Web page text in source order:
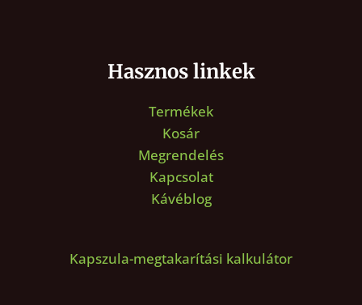
Hasznos linkek
Termékek
Kosár
Megrendelés
Kapcsolat
Kávéblog
Kapszula-megtakarítási kalkulátor